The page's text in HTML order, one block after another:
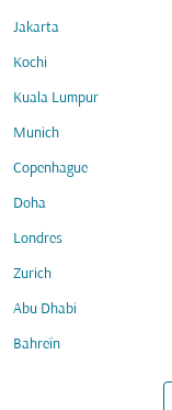
Jakarta
Kochi
Kuala Lumpur
Munich
Copenhague
Doha
Londres
Zurich
Abu Dhabi
Bahreïn